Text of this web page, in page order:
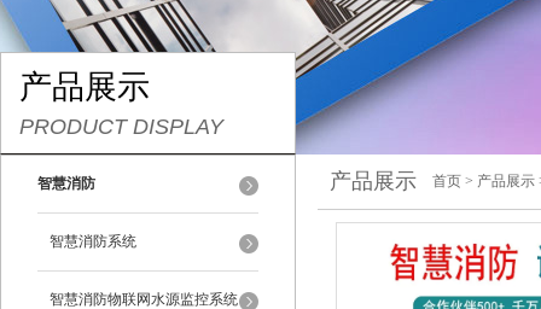
产品展示
PRODUCT DISPLAY
智慧消防
智慧消防系统
智慧消防物联网水源监控系统
产品展示 首页 > 产品展示